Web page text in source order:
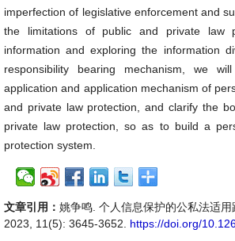
imperfection of legislative enforcement and
the limitations of public and private law
information and exploring the information
responsibility bearing mechanism, we
application and application mechanism of
and private law protection, and clarify the
private law protection, so as to build a
protection system.
文章引用： 姚争鸣. 个人信息保护的公私法适用
2023, 11(5): 3645-3652. https://doi.org/